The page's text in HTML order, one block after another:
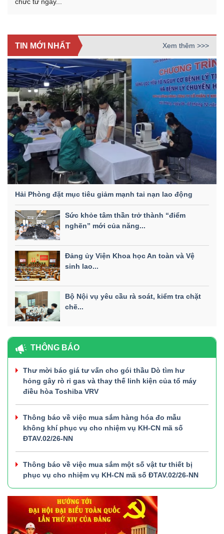
TIN MỚI NHẤT Xem thêm >>>
Hải Phòng đặt mục tiêu giảm mạnh tai nạn lao động
Sức khỏe tâm thần trở thành “điểm
nghẽn” mới của năng...
Đảng ủy Viện Khoa học An toàn và Vệ
sinh lao...
Bộ Nội vụ yêu cầu rà soát, kiểm tra chặt
chẽ...
THÔNG BÁO
Thư mời báo giá tư vấn cho gói thầu Dò tìm hư
hỏng gây rò rỉ gas và thay thế linh kiện của tổ máy
điều hòa Toshiba VRV
Thông báo về việc mua sắm hàng hóa đo mẫu
không khí phục vụ cho nhiệm vụ KH-CN mã số
ĐTAV.02/26-NN
Thông báo về việc mua sắm một số vật tư thiết bị
phục vụ cho nhiệm vụ KH-CN mã số ĐTAV.02/26-NN